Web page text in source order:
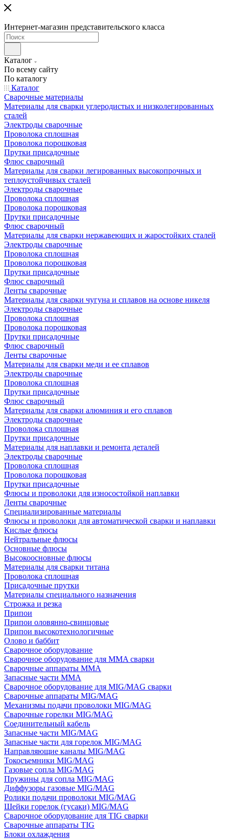
Интернет-магазин представительского класса
Каталог
По всему сайту
По каталогу
Каталог
Сварочные материалы
Материалы для сварки углеродистых и низколегированных
сталей
Электроды сварочные
Проволока сплошная
Проволока порошковая
Прутки присадочные
Флюс сварочный
Материалы для сварки легированных высокопрочных и
теплоустойчивых сталей
Электроды сварочные
Проволока сплошная
Проволока порошковая
Прутки присадочные
Флюс сварочный
Материалы для сварки нержавеющих и жаростойких сталей
Электроды сварочные
Проволока сплошная
Проволока порошковая
Прутки присадочные
Флюс сварочный
Ленты сварочные
Материалы для сварки чугуна и сплавов на основе никеля
Электроды сварочные
Проволока сплошная
Проволока порошковая
Прутки присадочные
Флюс сварочный
Ленты сварочные
Материалы для сварки меди и ее сплавов
Электроды сварочные
Проволока сплошная
Прутки присадочные
Флюс сварочный
Материалы для сварки алюминия и его сплавов
Электроды сварочные
Проволока сплошная
Прутки присадочные
Материалы для наплавки и ремонта деталей
Электроды сварочные
Проволока сплошная
Проволока порошковая
Прутки присадочные
Флюсы и проволоки для износостойкой наплавки
Ленты сварочные
Специализированные материалы
Флюсы и проволоки для автоматической сварки и наплавки
Кислые флюсы
Нейтральные флюсы
Основные флюсы
Высокоосновные флюсы
Материалы для сварки титана
Проволока сплошная
Присадочные прутки
Материалы специального назначения
Строжка и резка
Припои
Припои оловянно-свинцовые
Припои высокотехнологичные
Олово и баббит
Сварочное оборудование
Сварочное оборудование для MMA сварки
Сварочные аппараты MMA
Запасные части MMA
Сварочное оборудование для MIG/MAG сварки
Сварочные аппараты MIG/MAG
Механизмы подачи проволоки MIG/MAG
Сварочные горелки MIG/MAG
Соединительный кабель
Запасные части MIG/MAG
Запасные части для горелок MIG/MAG
Направляющие каналы MIG/MAG
Токосъемники MIG/MAG
Газовые сопла MIG/MAG
Пружины для сопла MIG/MAG
Диффузоры газовые MIG/MAG
Ролики подачи проволоки MIG/MAG
Шейки горелок (гусаки) MIG/MAG
Сварочное оборудование для TIG сварки
Сварочные аппараты TIG
Блоки охлаждения